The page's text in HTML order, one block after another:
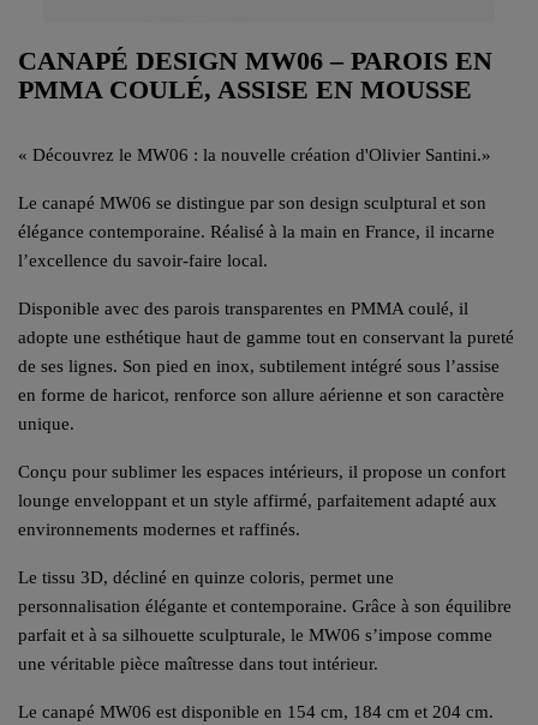
CANAPÉ DESIGN MW06 – PAROIS EN
PMMA COULÉ, ASSISE EN MOUSSE
« Découvrez le MW06 : la nouvelle création d'Olivier Santini.»
Le canapé MW06 se distingue par son design sculptural et son
élégance contemporaine. Réalisé à la main en France, il incarne
l’excellence du savoir-faire local.
Disponible avec des parois transparentes en PMMA coulé, il
adopte une esthétique haut de gamme tout en conservant la pureté
de ses lignes. Son pied en inox, subtilement intégré sous l’assise
en forme de haricot, renforce son allure aérienne et son caractère
unique.
Conçu pour sublimer les espaces intérieurs, il propose un confort
lounge enveloppant et un style affirmé, parfaitement adapté aux
environnements modernes et raffinés.
Le tissu 3D, décliné en quinze coloris, permet une
personnalisation élégante et contemporaine. Grâce à son équilibre
parfait et à sa silhouette sculpturale, le MW06 s’impose comme
une véritable pièce maîtresse dans tout intérieur.
Le canapé MW06 est disponible en 154 cm, 184 cm et 204 cm.